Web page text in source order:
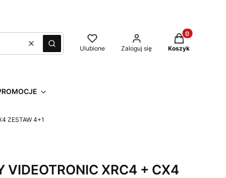
WyczyśćSzukaj Ulubione Zaloguj się
Produkty w
Koszyk
ZESTAW 4+1
VIDEOTRONIC XRC4 + CX4